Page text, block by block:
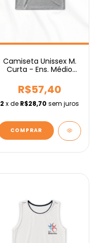
Camiseta Unissex M.
Curta - Ens. Médio
R$57,40
2 x de R$28,70 sem juros
COMPRAR